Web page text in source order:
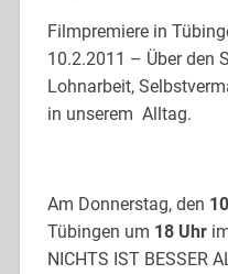
Filmpremiere in
10.2.2011 – Über den
Lohnarbeit,
in unserem Alltag.
Am Donnerstag, den
Tübingen um 18 Uhr
NICHTS IST BESSER